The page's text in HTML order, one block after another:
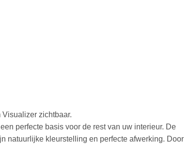
zichtbaar.
perfecte basis voor de rest van uw interieur. De
natuurlijke kleurstelling en perfecte afwerking. Door